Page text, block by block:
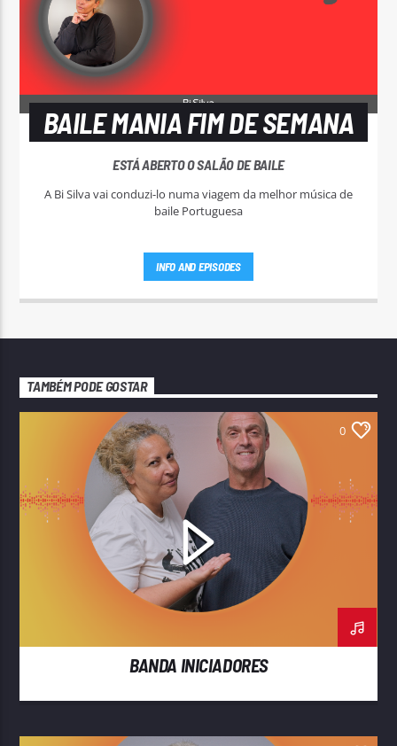
BAILE MANIA FIM DE SEMANA
ESTÁ ABERTO O SALÃO DE BAILE
A Bi Silva vai conduzi-lo numa viagem da melhor música de
baile Portuguesa
INFO AND EPISODES
TAMBÉM PODE GOSTAR
0
BANDA INICIADORES